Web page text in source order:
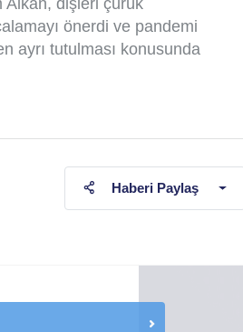
önerdi ve pandemi
ayrı tutulması konusunda
Haberi Paylaş